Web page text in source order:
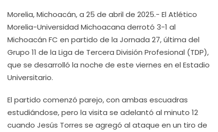
Morelia, Michoacán, a 25 de abril de 2025.- El Atlético
Morelia-Universidad Michoacana derrotó 3-1 al
Michoacán FC en partido de la Jornada 27, última del
Grupo 11 de la Liga de Tercera División Profesional (TDP),
que se desarrolló la noche de este viernes en el Estadio
Universitario.
El partido comenzó parejo, con ambas escuadras
estudiándose, pero la visita se adelantó al minuto 12
cuando Jesús Torres se agregó al ataque en un tiro de